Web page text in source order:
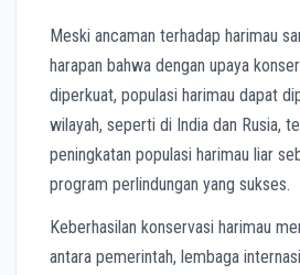
Meski ancaman terhadap harimau
harapan bahwa dengan upaya
diperkuat, populasi harimau dapat
wilayah, seperti di India dan Rusia,
peningkatan populasi harimau liar
program perlindungan yang sukses.
Keberhasilan konservasi harimau
antara pemerintah, lembaga